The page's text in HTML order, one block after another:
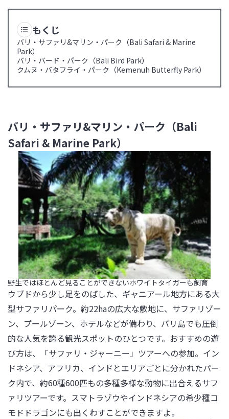
もくじ
バリ・サファリ&マリン・パーク（Bali Safari & Marine
Park）
バリ・バード・パーク（Bali Bird Park）
クムヌ・バタフライ・パーク（Kemenuh Butterfly Park）
バリ・サファリ&マリン・パーク（Bali
Safari & Marine Park）
野生ではほとんど見ることができないホワイトタイガーも飼育
ウブドから少し足をのばした、ギャニアール地方にある大
型サファリパーク。約22haの広大な敷地に、サファリゾー
ン、プールゾーン、ホテルなどが備わり、バリ島でも圧倒
的な人気を誇る観光スポットのひとつです。おすすめの遊
び方は、「サファリ・ジャーニー」ツアーへの参加。イン
ドネシア、アフリカ、インドとエリアごとに分かれたパー
ク内で、約60種600匹もの多種多様な動物に出合えるサフ
ァリツアーです。スマトラゾウやインドネシアの希少種コ
モドドラゴンにも出くわすことができますよ。